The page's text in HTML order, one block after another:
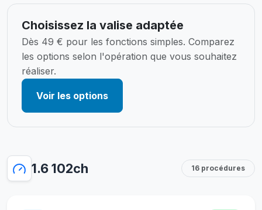
Choisissez la valise adaptée
Dès 49 € pour les fonctions simples. Comparez
les options selon l'opération que vous souhaitez
réaliser.
Voir les options
1.6 102ch 16 procédures